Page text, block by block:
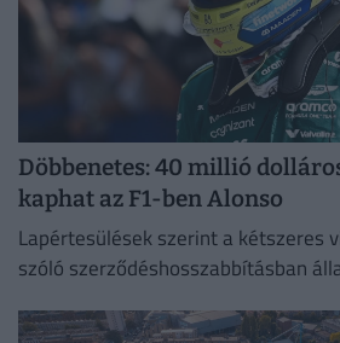
Döbbenetes: 40 millió
kaphat az F1-ben Alonso
Lapértesülések szerint a kétszeres
szóló szerződéshosszabbításban